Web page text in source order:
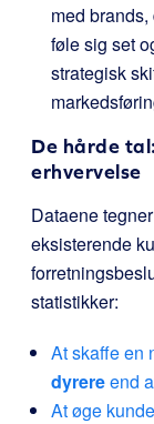
med
føle sig set
strategisk
De hårde
erhvervelse
Dataene
eksisterende
statistikker:
At skaffe en
dyrereend
At øge